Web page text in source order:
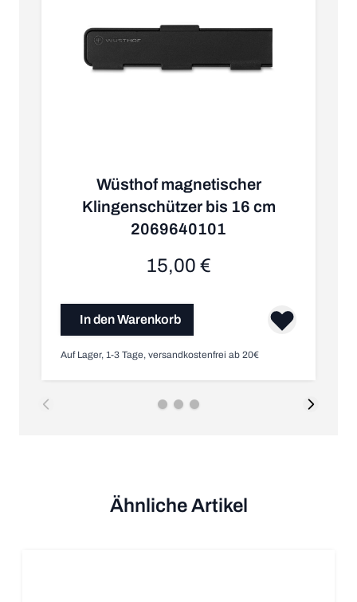
Wüsthof magnetischer
Klingenschützer bis 16 cm
2069640101
15,00 €
In den Warenkorb
Auf Lager, 1-3 Tage, versandkostenfrei ab 20€
Ähnliche Artikel